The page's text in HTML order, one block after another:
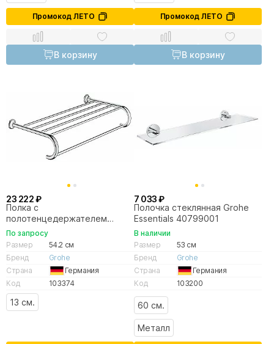
Промокод ЛЕТО
В корзину
Промокод ЛЕТО
В корзину
23 222 ₽
Полка с
полотенцедержателем
Grohe Essentials Authentic
40660001
По запросу
Размер
54.2 см
Бренд
Grohe
Страна
Германия
Код
103374
13 см.
7 033 ₽
Полочка стеклянная Grohe
Essentials 40799001
В наличии
Размер
53 см
Бренд
Grohe
Страна
Германия
Код
103200
60 см.
Металл